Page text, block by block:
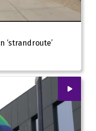
‘strandroute’
: